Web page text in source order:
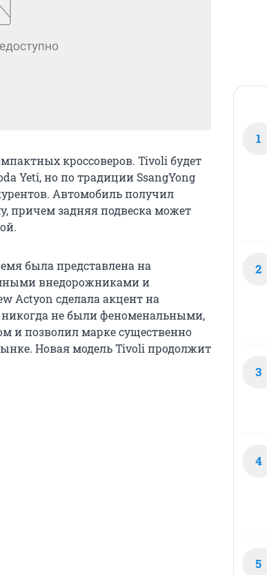
кроссоверов. Tivoli будет
Yeti, но по традиции SsangYong
Автомобиль получил
причем задняя подвеска может
была представлена на
внедорожниками и
Actyon сделала акцент на
никогда не были феноменальными,
и позволил марке существенно
Новая модель Tivoli продолжит
1
2
3
4
5